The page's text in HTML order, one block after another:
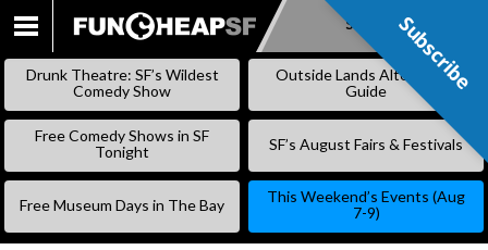
SKIP
Subscribe
Drunk Theatre: SF’s Wildest
Comedy Show
Outside Lands Alternative
Guide
Free Comedy Shows in SF
Tonight
SF’s August Fairs & Festivals
Free Museum Days in The Bay
This Weekend’s Events (Aug
7-9)
Subscribe